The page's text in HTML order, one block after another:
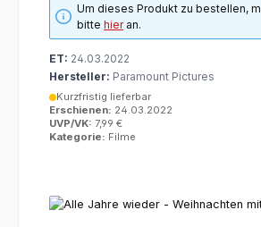
Um dieses Produkt zu bestellen,
bittehieran.
ET: 24.03.2022
Hersteller: Paramount Pictures
Kurzfristig lieferbar
Erschienen: 24.03.2022
UVP/VK: 7,99 €
Kategorie: Filme